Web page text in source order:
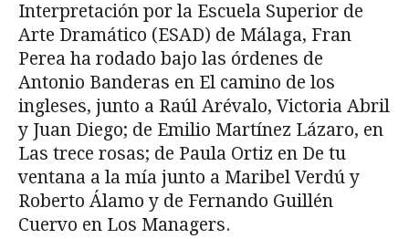
Interpretación por la Escuela Superior de
Arte Dramático (ESAD) de Málaga, Fran
Perea ha rodado bajo las órdenes de
Antonio Banderas en El camino de los
ingleses, junto a Raúl Arévalo, Victoria Abril
y Juan Diego; de Emilio Martínez Lázaro, en
Las trece rosas; de Paula Ortiz en De tu
ventana a la mía junto a Maribel Verdú y
Roberto Álamo y de Fernando Guillén
Cuervo en Los Managers.